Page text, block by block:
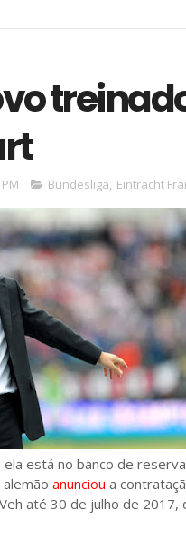
Bundesliga, Eintracht
está no banco de
anunciou a
até 30 de julho de 2017,